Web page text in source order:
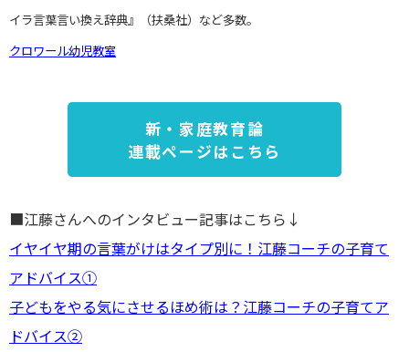
イラ言葉言い換え辞典』（扶桑社）など多数。
クロワール幼児教室
新・家庭教育論
連載ページはこちら
■江藤さんへのインタビュー記事はこちら↓
イヤイヤ期の言葉がけはタイプ別に！江藤コーチの子育て
アドバイス①
子どもをやる気にさせるほめ術は？江藤コーチの子育てア
ドバイス②